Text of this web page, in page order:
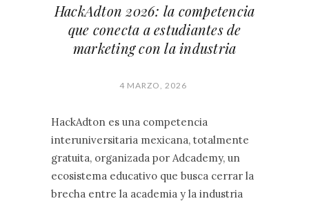
HackAdton 2026: la competencia
que conecta a estudiantes de
marketing con la industria
4 MARZO, 2026
HackAdton es una competencia
interuniversitaria mexicana, totalmente
gratuita, organizada por Adcademy, un
ecosistema educativo que busca cerrar la
brecha entre la academia y la industria